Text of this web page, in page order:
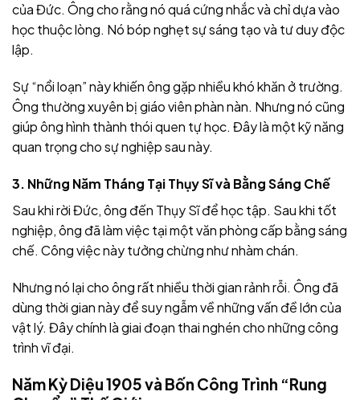
của Đức. Ông cho rằng nó quá cứng nhắc và chỉ dựa vào
học thuộc lòng. Nó bóp nghẹt sự sáng tạo và tư duy độc
lập.
Sự “nổi loạn” này khiến ông gặp nhiều khó khăn ở trường.
Ông thường xuyên bị giáo viên phàn nàn. Nhưng nó cũng
giúp ông hình thành thói quen tự học. Đây là một kỹ năng
quan trọng cho sự nghiệp sau này.
3. Những Năm Tháng Tại Thụy Sĩ và Bằng Sáng Chế
Sau khi rời Đức, ông đến Thụy Sĩ để học tập. Sau khi tốt
nghiệp, ông đã làm việc tại một văn phòng cấp bằng sáng
chế. Công việc này tưởng chừng như nhàm chán.
Nhưng nó lại cho ông rất nhiều thời gian rảnh rỗi. Ông đã
dùng thời gian này để suy ngẫm về những vấn đề lớn của
vật lý. Đây chính là giai đoạn thai nghén cho những công
trình vĩ đại.
Năm Kỳ Diệu 1905 và Bốn Công Trình “Rung